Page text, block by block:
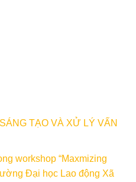
TẠO VÀ XỬ LÝ VẤN
workshop “Maxmizing
Đại học Lao động Xã